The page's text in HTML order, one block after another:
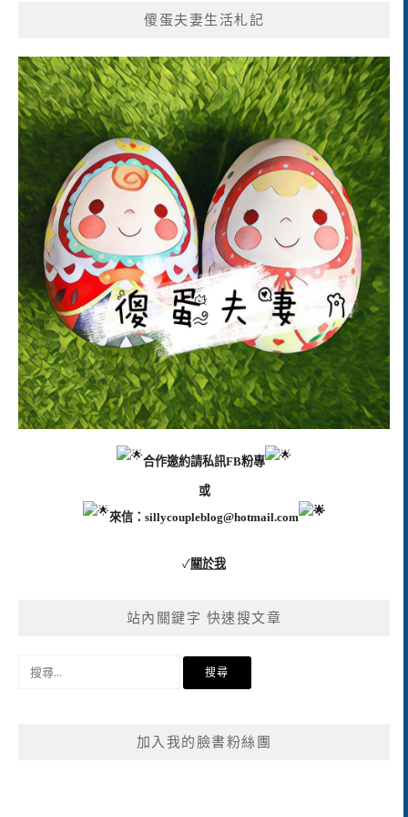
傻蛋夫妻生活札記
合作邀約請私訊FB粉專
或
來信： sillycoupleblog@hotmail.com
✓關於我
站內關鍵字 快速搜文章
加入我的臉書粉絲團